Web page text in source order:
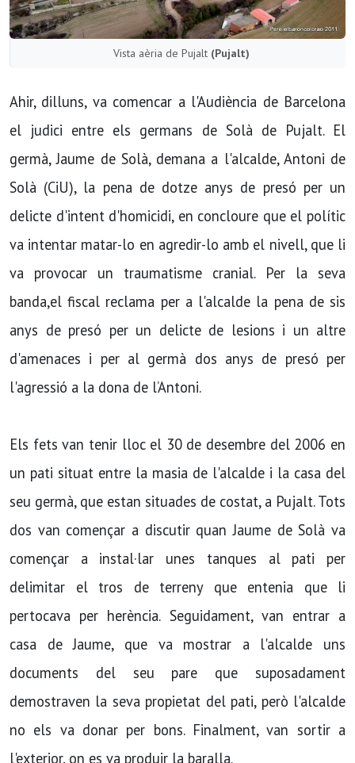
Vista aèria de Pujalt (Pujalt)
Ahir, dilluns, va comencar a l'Audiència de Barcelona
el judici entre els germans de Solà de Pujalt. El
germà, Jaume de Solà, demana a l'alcalde, Antoni de
Solà (CiU), la pena de dotze anys de presó per un
delicte d'intent d'homicidi, en concloure que el polític
va intentar matar-lo en agredir-lo amb el nivell, que li
va provocar un traumatisme cranial. Per la seva
banda,el fiscal reclama per a l'alcalde la pena de sis
anys de presó per un delicte de lesions i un altre
d'amenaces i per al germà dos anys de presó per
l'agressió a la dona de l’Antoni.
Els fets van tenir lloc el 30 de desembre del 2006 en
un pati situat entre la masia de l'alcalde i la casa del
seu germà, que estan situades de costat, a Pujalt. Tots
dos van començar a discutir quan Jaume de Solà va
començar a instal·lar unes tanques al pati per
delimitar el tros de terreny que entenia que li
pertocava per herència. Seguidament, van entrar a
casa de Jaume, que va mostrar a l'alcalde uns
documents del seu pare que suposadament
demostraven la seva propietat del pati, però l'alcalde
no els va donar per bons. Finalment, van sortir a
l'exterior, on es va produir la baralla.